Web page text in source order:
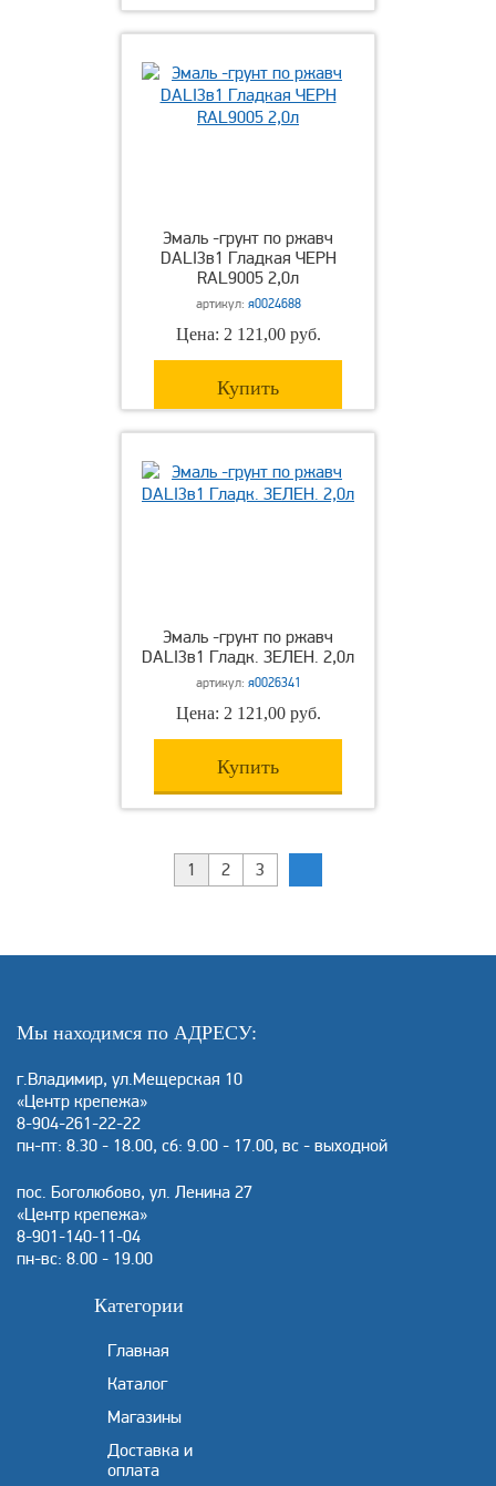
Эмаль -грунт по ржавч
DALI3в1 Гладкая ЧЕРН
RAL9005 2,0л
артикул: я0024688
Цена: 2 121,00 руб.
Купить
Эмаль -грунт по ржавч
DALI3в1 Гладк. ЗЕЛЕН. 2,0л
артикул: я0026341
Цена: 2 121,00 руб.
Купить
1 2 3
Мы находимся по АДРЕСУ:
г.Владимир, ул.Мещерская 10
«Центр крепежа»
8-904-261-22-22
пн-пт: 8.30 - 18.00, сб: 9.00 - 17.00, вс - выходной
пос. Боголюбово, ул. Ленина 27
«Центр крепежа»
8-901-140-11-04
пн-вс: 8.00 - 19.00
Категории
Главная
Каталог
Магазины
Доставка и
оплата